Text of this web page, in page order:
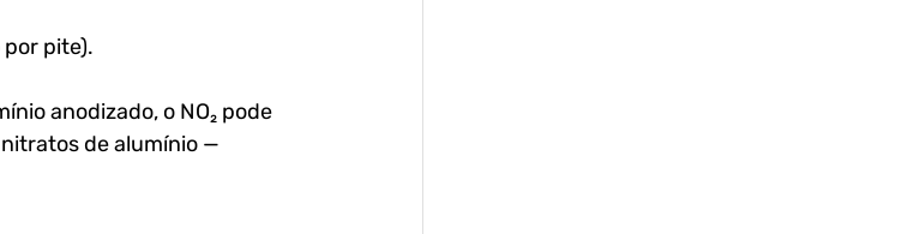
pite).
anodizado, o NO₂ pode
de alumínio —